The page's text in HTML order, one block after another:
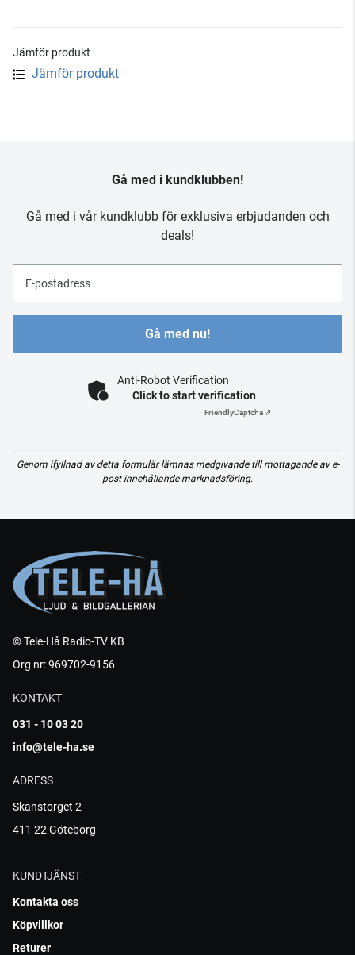
Jämför produkt
Jämför produkt
Gå med i kundklubben!
Gå med i vår kundklubb för exklusiva erbjudanden och
deals!
E-postadress
Gå med nu!
Anti-Robot Verification
Click to start verification
FriendlyCaptcha ⇗
Genom ifyllnad av detta formulär lämnas medgivande till mottagande av e-
post innehållande marknadsföring.
© Tele-Hå Radio-TV KB
Org nr: 969702-9156
KONTAKT
031 - 10 03 20
info@tele-ha.se
ADRESS
Skanstorget 2
411 22 Göteborg
KUNDTJÄNST
Kontakta oss
Köpvillkor
Returer